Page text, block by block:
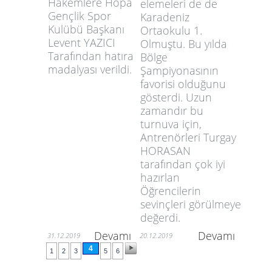
Gençlik Spor
Kulübü Başkanı
Levent YAZICI
Tarafından hatıra
madalyası verildi.
elemeleri de de
Karadeniz
Ortaokulu 1.
Olmuştu. Bu yılda
Bölge
Şampiyonasının
favorisi olduğunu
gösterdi. Uzun
zamandır bu
turnuva için,
Antrenörleri Turgay
HORASAN
tarafından çok iyi
hazırlan
Öğrencilerin
sevinçleri görülmeye
değerdi.
31.12.2019 Devamı 20.12.2019 Devamı
1 2 3 4 5 6